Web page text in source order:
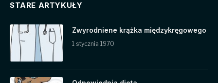
STARE ARTYKUŁY
Zwyrodniene krążka międzykręgowego
1 stycznia 1970